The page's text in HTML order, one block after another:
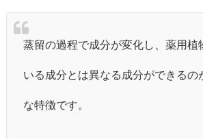
蒸留の過程で成分が変化し、薬用植
いる成分とは異なる成分ができるの
な特徴です。